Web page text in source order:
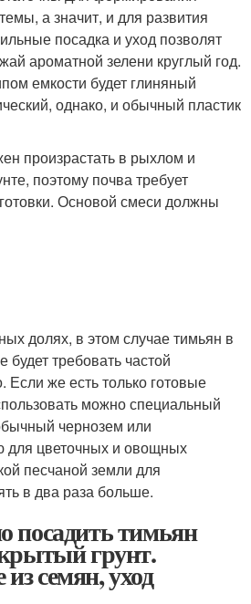
а значит, и для развития
посадка и уход позволят
ароматной зелени круглый год.
емкости будет глиняный
однако, и обычный пластик
произрастать в рыхлом и
поэтому почва требует
Основой смеси должны
долях, в этом случае тимьян в
требовать частой
Если же есть только готовые
можно специальный
чернозем или
для цветочных и овощных
песчаной земли для
в два раза больше.
посадить тимьян
грунт.
семян, уход